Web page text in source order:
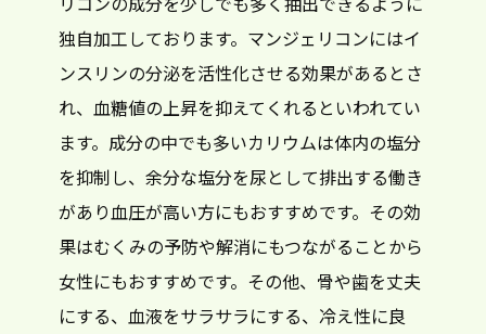
独自加工しております。マンジェリコンにはイ
ンスリンの分泌を活性化させる効果があるとさ
れ、血糖値の上昇を抑えてくれるといわれてい
ます。成分の中でも多いカリウムは体内の塩分
を抑制し、余分な塩分を尿として排出する働き
があり血圧が高い方にもおすすめです。その効
果はむくみの予防や解消にもつながることから
女性にもおすすめです。その他、骨や歯を丈夫
にする、血液をサラサラにする、冷え性に良